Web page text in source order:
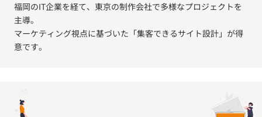
福岡のIT企業を経て、東京の制作会社で多様なプロジェクトを
主導。
マーケティング視点に基づいた「集客できるサイト設計」が得
意です。